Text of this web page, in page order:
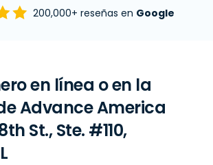
200,000+ reseñas en Google
en línea o en la
Advance America
St., Ste. #110,